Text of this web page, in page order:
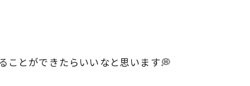
ことができたらいいなと思います💭